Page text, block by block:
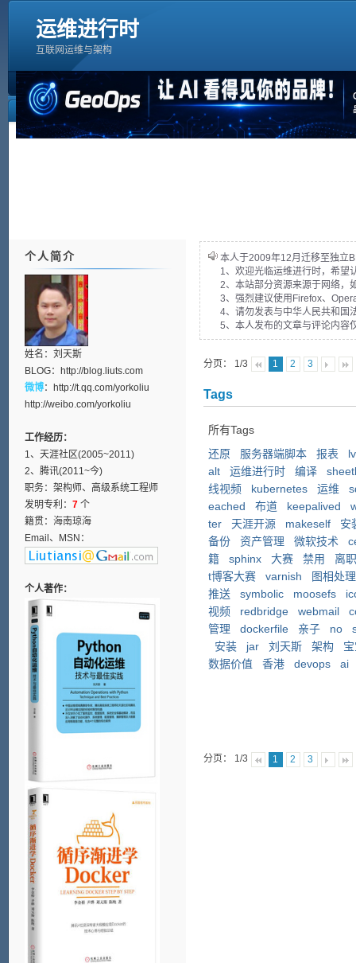
运维进行时
互联网运维与架构
本人于2009年12月迁移至独立
1、欢迎光临运维进行时，希望
2、本站部分资源来源于网络，
3、强烈建议使用Firefox、
4、请勿发表与中华人民共和国
5、本人发布的文章与评论内容
分页： 1/3 1 2 3
Tags
所有Tags
还原
服务器端脚本 报表
alt
运维进行时 编译
线视频
kubernetes 运维
eached
布道 keepalived
ter
天涯开源 makeself
安
备份
资产管理 微软技术
籍
sphinx 大赛 禁用
离职
t博客大赛
varnish
图相处理
推送
symbolic moosefs
视频
redbridge webmail
管理
dockerfile 亲子 no
安装
jar 刘天斯 架构
数据价值
香港 devops ai
分页： 1/3 1 2 3
个人简介
姓名：刘天斯
BLOG： http://blog.liuts.com
微博： http://t.qq.com/yorkoliu
http://weibo.com/yorkoliu
工作经历：
1、天涯社区(2005~2011)
2、腾讯(2011~今)
职务：架构师、高级系统工程师
发明专利： 7个
籍贯：海南琼海
Email、MSN：
个人著作：